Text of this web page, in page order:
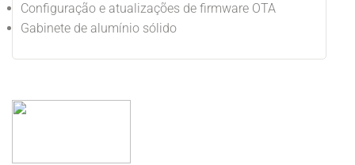
Configuração e atualizações de firmware OTA
Gabinete de alumínio sólido